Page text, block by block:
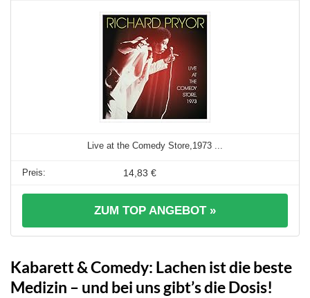
Live at the Comedy Store,1973 ...
14,83 €
ZUM TOP ANGEBOT »
Kabarett & Comedy: Lachen ist die beste
Medizin – und bei uns gibt’s die Dosis!